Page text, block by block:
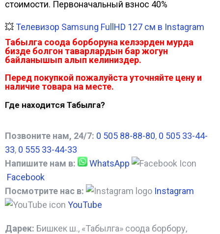
стоимости. Первоначальный взнос 40%
💥Телевизор Samsung FullHD 127 см в Instagram
Табылга соода борборуна келээрден мурда
бизде болгон таварлардын бар жогун
байланышып алып келиниздер.
Перед покупкой пожалуйста уточняйте цену и
наличие товара на месте.
Где находится Табылга?
Позвоните нам, 24/7: 0 505 88-88-80, 0 505 33-44-
33, 0 555 33-44-33
Напишите нам в:
WhatsApp
Facebook
Посмотрите нас в:
Instagram
YouTube
Дарек: Бишкек ш., «Табылга» соода борбору,